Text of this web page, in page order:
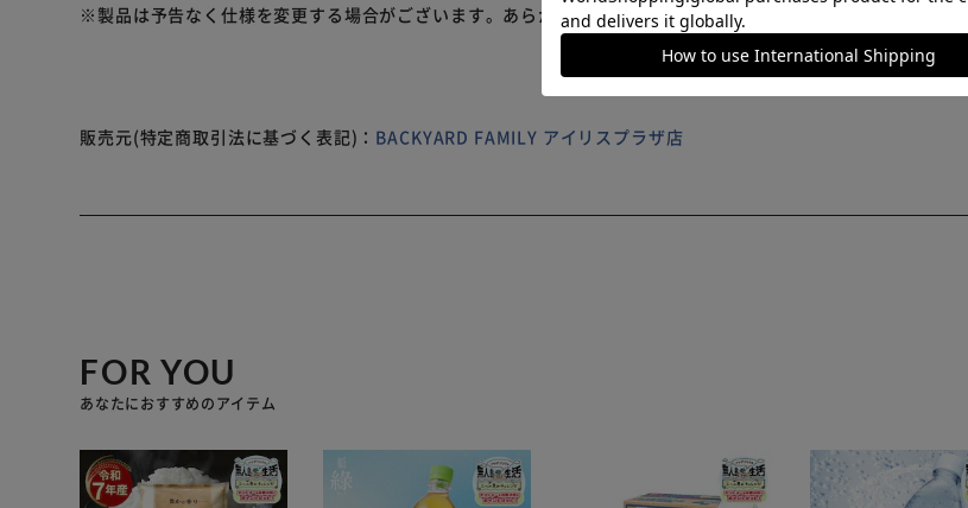
※製品は予告なく仕様を変更する場合がございます。あらかじめご了承ください。
販売元(特定商取引法に基づく表記)： BACKYARD FAMILY アイリスプラザ店
FOR YOU
あなたにおすすめのアイテム